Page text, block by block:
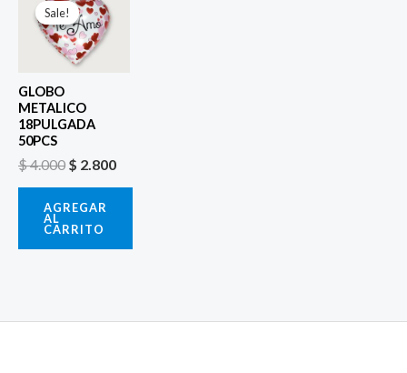
Sale!
Sale!
GLOBO
METALICO
18PULGADA
50PCS
$4.000
precio
original
era:
$ 4.000.
$ 2.800
AGREGAR
AL
CARRITO